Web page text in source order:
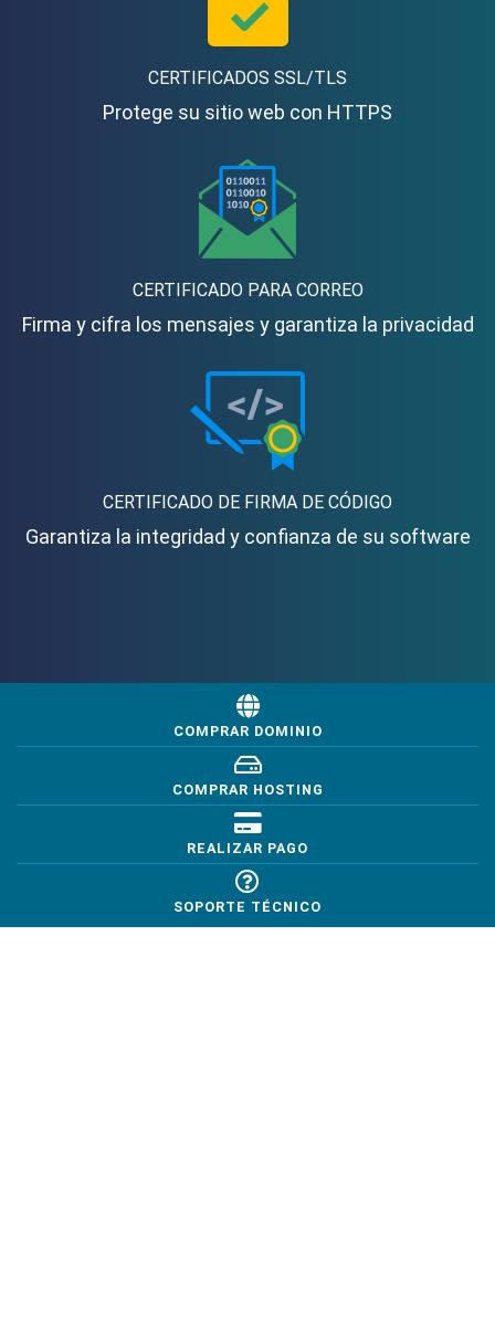
CERTIFICADOS SSL/TLS
Protege su sitio web con HTTPS
CERTIFICADO PARA CORREO
Firma y cifra los mensajes y garantiza la privacidad
CERTIFICADO DE FIRMA DE CÓDIGO
Garantiza la integridad y confianza de su software
COMPRAR DOMINIO
COMPRAR HOSTING
REALIZAR PAGO
SOPORTE TÉCNICO